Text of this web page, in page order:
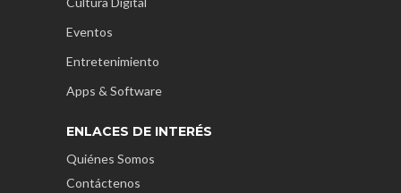
Eventos
Entretenimiento
Apps & Software
ENLACES DE INTERÉS
Quiénes Somos
Contáctenos